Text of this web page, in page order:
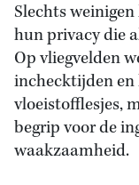
Slechts
hun privacy die
Op vliegvelden
inchecktijden en
vloeistofflesjes,
begrip voor de
waakzaamheid.